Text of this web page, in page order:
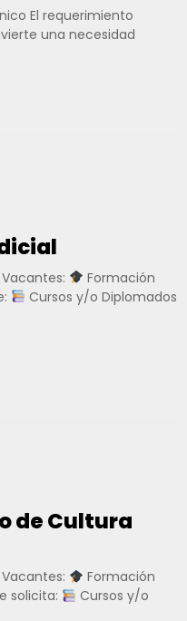
El requerimiento
una necesidad
Formación
Cursos y/o Diplomados
de Cultura
Formación
solicita:
Cursos y/o